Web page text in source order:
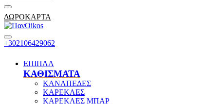
ΔΩΡΟΚΑΡΤΑ
+302106429062
ΕΠΙΠΛΑ
ΚΑΘΙΣΜΑΤΑ
ΚΑΝΑΠΕΔΕΣ
ΚΑΡΕΚΛΕΣ
ΚΑΡΕΚΛΕΣ ΜΠΑΡ